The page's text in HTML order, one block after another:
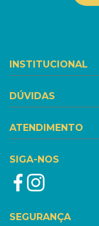
INSTITUCIONAL
DÚVIDAS
ATENDIMENTO
SIGA-NOS
SEGURANÇA